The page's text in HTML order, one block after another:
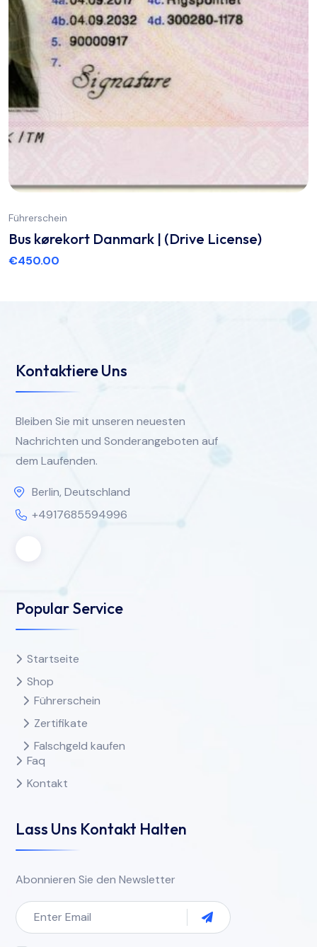
Führerschein
Bus kørekort Danmark | (Drive License)
€450.00
Kontaktiere Uns
Bleiben Sie mit unseren neuesten
Nachrichten und Sonderangeboten auf
dem Laufenden.
Berlin, Deutschland
+4917685594996
Popular Service
Startseite
Shop
Führerschein
Zertifikate
Falschgeld kaufen
Faq
Kontakt
Lass Uns Kontakt Halten
Abonnieren Sie den Newsletter